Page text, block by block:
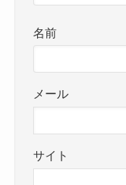
名前
メール
サイト